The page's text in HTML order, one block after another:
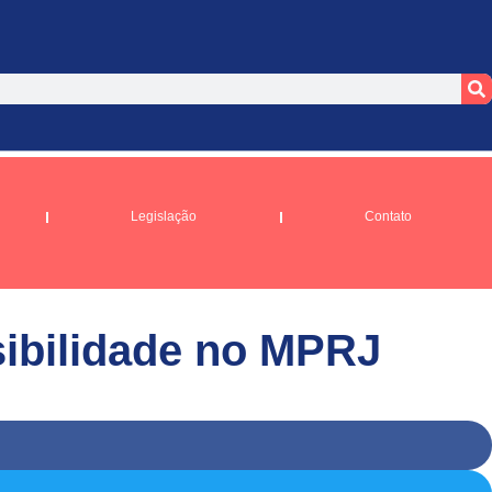
Legislação Contato
no MPRJ